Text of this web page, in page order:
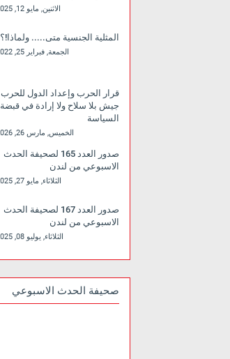
الاثنين, مايو 12, 2025
المثلية الجنسية متى..... ولماذا!؟
الجمعة, فبراير 25, 2022
قرار الحرب وإعداد الدول للحرب
جيش بلا سلاح ولا إرادة في قبضة
السياسة
الخميس, مارس 26, 2026
صدور العدد 165 لصحيفة الحدث
الاسبوعي من لندن
الثلاثاء, مايو 27, 2025
صدور العدد 167 لصحيفة الحدث
الاسبوعي من لندن
الثلاثاء, يوليو 08, 2025
صحيفة الحدث الاسبوعي